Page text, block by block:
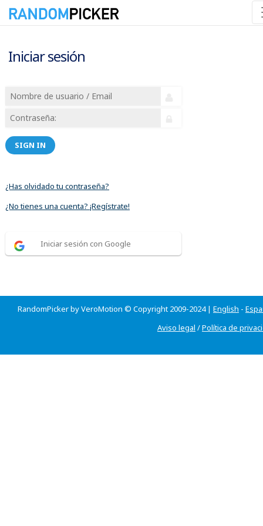
Iniciar sesión
SIGN IN
¿Has olvidado tu contraseña?
¿No tienes una cuenta? ¡Regístrate!
Iniciar sesión con Google
RandomPicker by VeroMotion © Copyright 2009-2024 | English -
Aviso legal /Política de